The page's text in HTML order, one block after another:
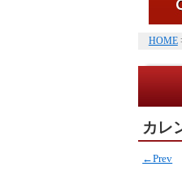
HOME
カレ
←Prev